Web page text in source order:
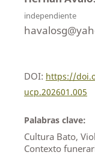
independiente
DOI: https://
ucp.202601.005
Palabras clave:
Cultura Bato,
Contexto